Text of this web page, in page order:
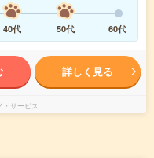
40代 50代 60代
詳しく見る
・サービス